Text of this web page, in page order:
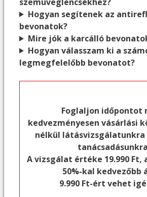
Hogyan segítenek az
bevonatok?
Mire jók a karcálló
Hogyan válasszam ki a
legmegfelelőbb bevonatot?
Foglaljon időpontot
kedvezményesen vásárlási
nélkül látásvizsgálatunkra
A vizsgálat értéke 19.990 Ft,
50%-kal kedvezőbb
9.990 Ft-ért vehet